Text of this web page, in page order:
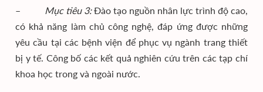
– Mục tiêu 3:Đào tạo nguồn nhân lực trình độ cao,
có khả năng làm chủ công nghệ, đáp ứng được những
yêu cầu tại các bệnh viện để phục vụ ngành trang thiết
bị y tế. Công bố các kết quả nghiên cứu trên các tạp chí
khoa học trong và ngoài nước.